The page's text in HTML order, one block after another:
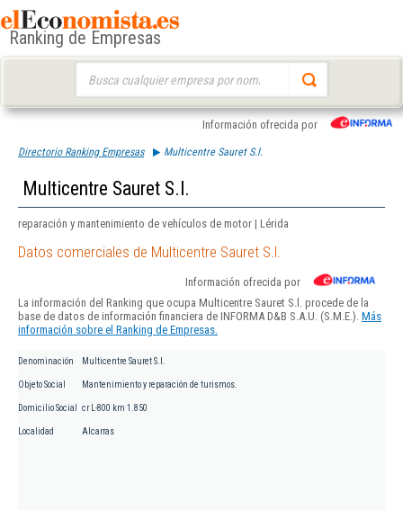
Ranking de Empresas
Información ofrecida por
Directorio Ranking Empresas Multicentre Sauret S.l.
Multicentre Sauret S.l.
reparación y mantenimiento de vehículos de motor | Lérida
Datos comerciales de Multicentre Sauret S.l.
Información ofrecida por
La información del Ranking que ocupa Multicentre Sauret S.l. procede de la
base de datos de información financiera de INFORMA D&B S.A.U. (S.M.E.). Más
información sobre el Ranking de Empresas.
Denominación Multicentre Sauret S.l.
Objeto Social Mantenimiento y reparación de turismos.
Domicilio Social cr L-800 km 1.850
Localidad Alcarras